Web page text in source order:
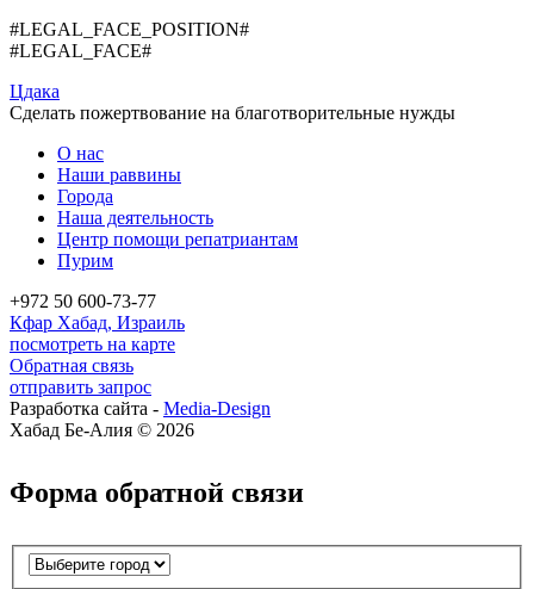
#LEGAL_FACE_POSITION#
#LEGAL_FACE#
Цдака
Сделать пожертвование на благотворительные нужды
О нас
Наши раввины
Города
Наша деятельность
Центр помощи репатриантам
Пурим
+972 50 600-73-77
Кфар Хабад, Израиль
посмотреть на карте
Обратная связь
отправить запрос
Разработка сайта - Media-Design
Хабад Бе-Алия © 2026
Форма обратной связи